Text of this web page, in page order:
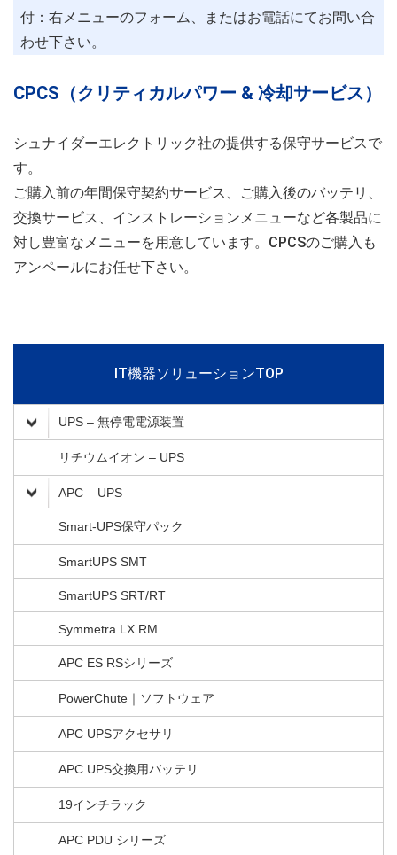
付：右メニューのフォーム、またはお電話にてお問い合
わせ下さい。
CPCS（クリティカルパワー & 冷却サービス）
シュナイダーエレクトリック社の提供する保守サービスで
す。
ご購入前の年間保守契約サービス、ご購入後のバッテリ、
交換サービス、インストレーションメニューなど各製品に
対し豊富なメニューを用意しています。CPCSのご購入も
アンペールにお任せ下さい。
IT機器ソリューションTOP
UPS – 無停電電源装置
リチウムイオン – UPS
APC – UPS
Smart-UPS保守パック
SmartUPS SMT
SmartUPS SRT/RT
Symmetra LX RM
APC ES RSシリーズ
PowerChute｜ソフトウェア
APC UPSアクセサリ
APC UPS交換用バッテリ
19インチラック
APC PDU シリーズ